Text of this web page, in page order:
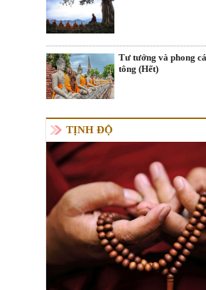
Tư tưởng và phong
tông (Hết)
TỊNH ĐỘ